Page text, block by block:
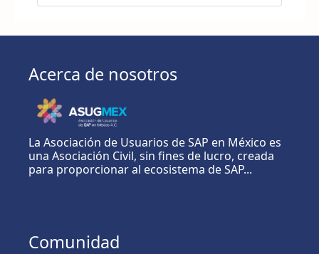
Acerca de nosotros
La Asociación de Usuarios de SAP en México es
una Asociación Civil, sin fines de lucro, creada
para proporcionar al ecosistema de SAP...
Comunidad